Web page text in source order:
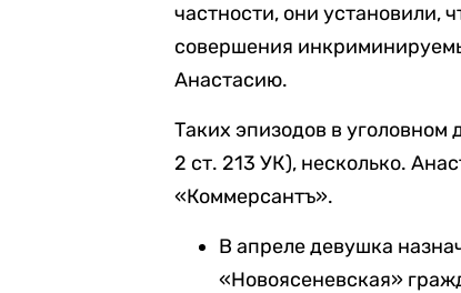
частности, они установили,
совершения
Анастасию.
Таких эпизодов в уголовном
2 ст. 213 УК), несколько.
«Коммерсантъ».
В апреле девушка
«Новоясеневская»